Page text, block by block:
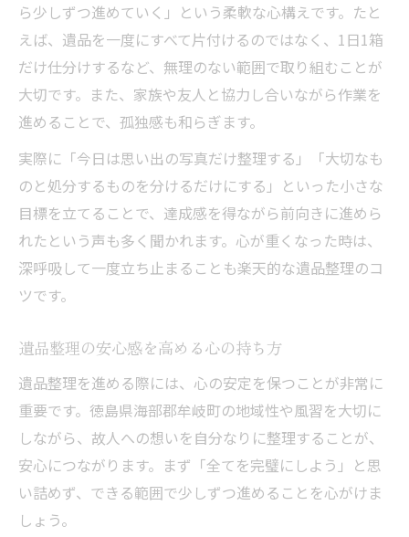
ら少しずつ進めていく」という柔軟な心構えです。たと
えば、遺品を一度にすべて片付けるのではなく、1日1箱
だけ仕分けするなど、無理のない範囲で取り組むことが
大切です。また、家族や友人と協力し合いながら作業を
進めることで、孤独感も和らぎます。
実際に「今日は思い出の写真だけ整理する」「大切なも
のと処分するものを分けるだけにする」といった小さな
目標を立てることで、達成感を得ながら前向きに進めら
れたという声も多く聞かれます。心が重くなった時は、
深呼吸して一度立ち止まることも楽天的な遺品整理のコ
ツです。
遺品整理の安心感を高める心の持ち方
遺品整理を進める際には、心の安定を保つことが非常に
重要です。徳島県海部郡牟岐町の地域性や風習を大切に
しながら、故人への想いを自分なりに整理することが、
安心につながります。まず「全てを完璧にしよう」と思
い詰めず、できる範囲で少しずつ進めることを心がけま
しょう。